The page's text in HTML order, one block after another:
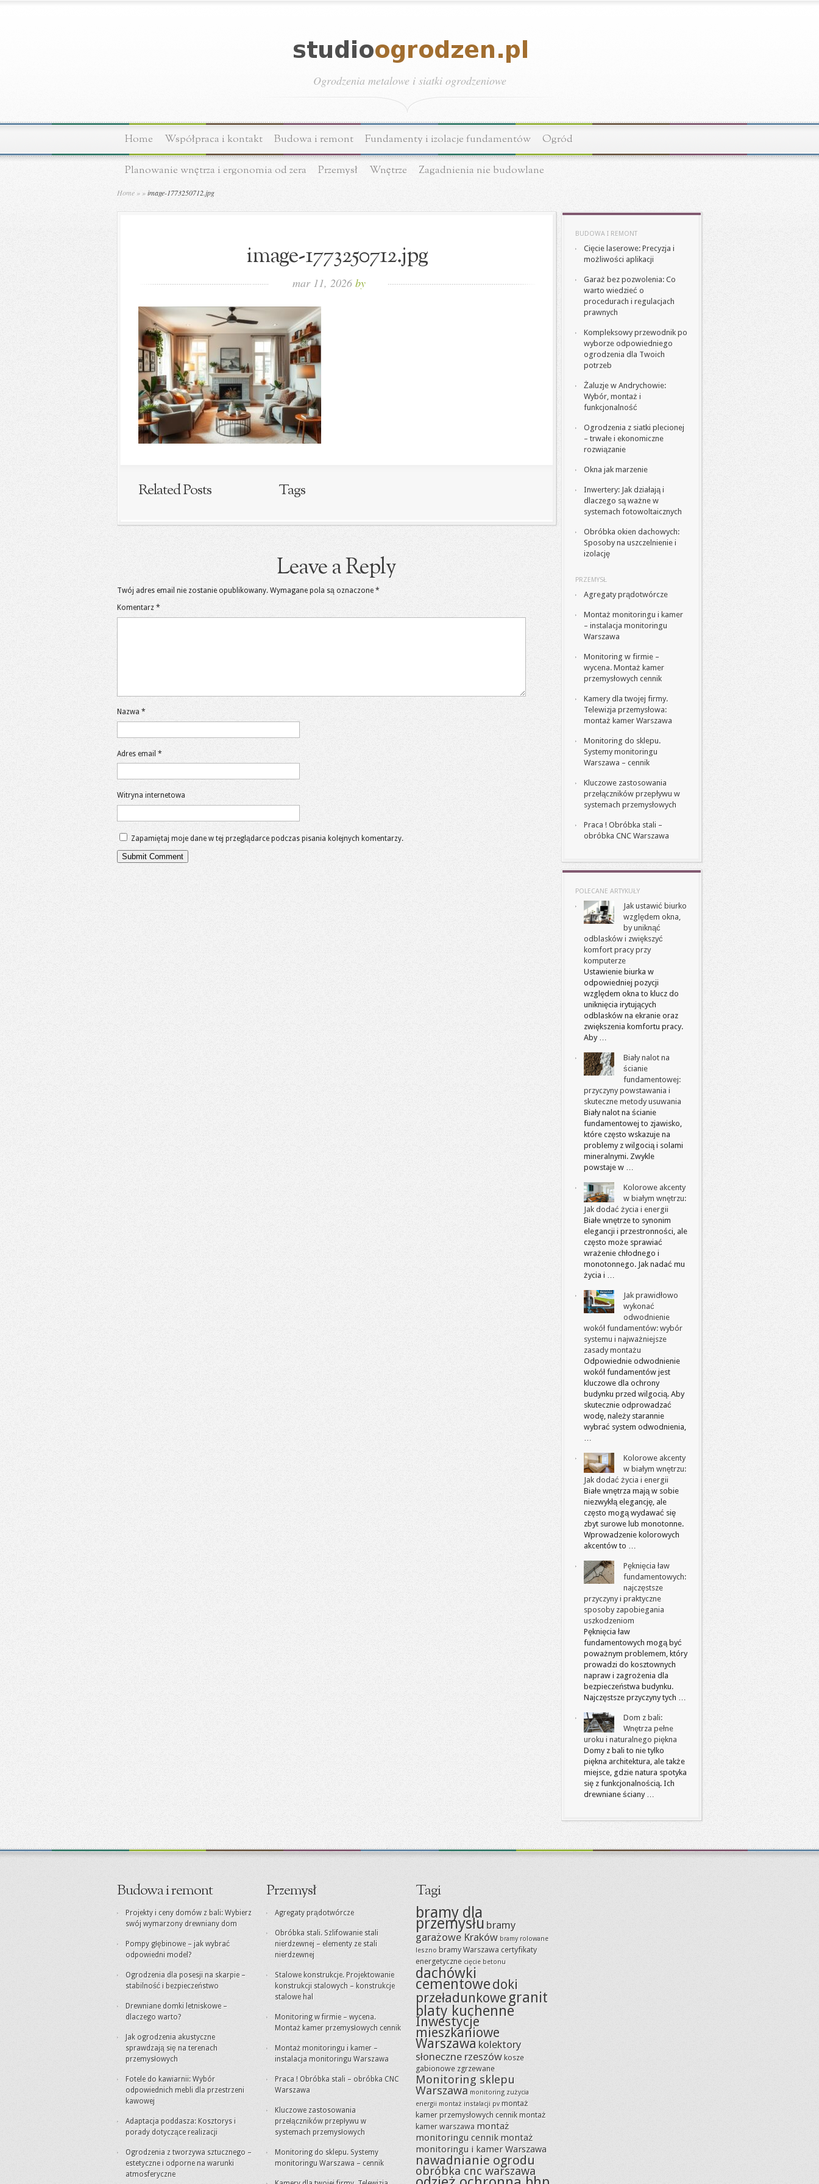
Ogrodzenia metalowe i siatki ogrodzeniowe
Home Współpraca i kontakt Budowa i remont Fundamenty i izolacje fundamentów Ogród
Planowanie wnętrza i ergonomia od zera Przemysł Wnętrze Zagadnienia nie budowlane
Home » »image-1773250712.jpg
image-1773250712.jpg
mar 11, 2026 by
Related Posts Tags
Leave a Reply
Twój adres email nie zostanie opublikowany. Wymagane pola są oznaczone *
Komentarz *
Nazwa *
Adres email *
Witryna internetowa
Zapamiętaj moje dane w tej przeglądarce podczas pisania kolejnych komentarzy.
BUDOWA I REMONT
Cięcie laserowe: Precyzja i
możliwości aplikacji
Garaż bez pozwolenia: Co
warto wiedzieć o
procedurach i regulacjach
prawnych
Kompleksowy przewodnik po
wyborze odpowiedniego
ogrodzenia dla Twoich
potrzeb
Żaluzje w Andrychowie:
Wybór, montaż i
funkcjonalność
Ogrodzenia z siatki plecionej
– trwałe i ekonomiczne
rozwiązanie
Okna jak marzenie
Inwertery: Jak działają i
dlaczego są ważne w
systemach fotowoltaicznych
Obróbka okien dachowych:
Sposoby na uszczelnienie i
izolację
PRZEMYSŁ
Agregaty prądotwórcze
Montaż monitoringu i kamer
– instalacja monitoringu
Warszawa
Monitoring w firmie –
wycena. Montaż kamer
przemysłowych cennik
Kamery dla twojej firmy.
Telewizja przemysłowa:
montaż kamer Warszawa
Monitoring do sklepu.
Systemy monitoringu
Warszawa – cennik
Kluczowe zastosowania
przełączników przepływu w
systemach przemysłowych
Praca ! Obróbka stali –
obróbka CNC Warszawa
POLECANE ARTYKUŁY
Jak ustawić biurko
względem okna,
by uniknąć
odblasków i zwiększyć
komfort pracy przy
komputerze
Ustawienie biurka w
odpowiedniej pozycji
względem okna to klucz do
uniknięcia irytujących
odblasków na ekranie oraz
zwiększenia komfortu pracy.
Aby …
Biały nalot na
ścianie
fundamentowej:
przyczyny powstawania i
skuteczne metody usuwania
Biały nalot na ścianie
fundamentowej to zjawisko,
które często wskazuje na
problemy z wilgocią i solami
mineralnymi. Zwykle
powstaje w …
Kolorowe akcenty
w białym wnętrzu:
Jak dodać życia i energii
Białe wnętrze to synonim
elegancji i przestronności, ale
często może sprawiać
wrażenie chłodnego i
monotonnego. Jak nadać mu
życia i …
Jak prawidłowo
wykonać
odwodnienie
wokół fundamentów: wybór
systemu i najważniejsze
zasady montażu
Odpowiednie odwodnienie
wokół fundamentów jest
kluczowe dla ochrony
budynku przed wilgocią. Aby
skutecznie odprowadzać
wodę, należy starannie
wybrać system odwodnienia,
…
Kolorowe akcenty
w białym wnętrzu:
Jak dodać życia i energii
Białe wnętrza mają w sobie
niezwykłą elegancję, ale
często mogą wydawać się
zbyt surowe lub monotonne.
Wprowadzenie kolorowych
akcentów to …
Pęknięcia ław
fundamentowych:
najczęstsze
przyczyny i praktyczne
sposoby zapobiegania
uszkodzeniom
Pęknięcia ław
fundamentowych mogą być
poważnym problemem, który
prowadzi do kosztownych
napraw i zagrożenia dla
bezpieczeństwa budynku.
Najczęstsze przyczyny tych …
Dom z bali:
Wnętrza pełne
uroku i naturalnego piękna
Domy z bali to nie tylko
piękna architektura, ale także
miejsce, gdzie natura spotyka
się z funkcjonalnością. Ich
drewniane ściany …
Budowa i remont
Projekty i ceny domów z bali: Wybierz
swój wymarzony drewniany dom
Pompy głębinowe – jak wybrać
odpowiedni model?
Ogrodzenia dla posesji na skarpie –
stabilność i bezpieczeństwo
Drewniane domki letniskowe –
dlaczego warto?
Jak ogrodzenia akustyczne
sprawdzają się na terenach
przemysłowych
Fotele do kawiarnii: Wybór
odpowiednich mebli dla przestrzeni
kawowej
Adaptacja poddasza: Kosztorys i
porady dotyczące realizacji
Ogrodzenia z tworzywa sztucznego –
estetyczne i odporne na warunki
atmosferyczne
Przemysł
Agregaty prądotwórcze
Obróbka stali. Szlifowanie stali
nierdzewnej – elementy ze stali
nierdzewnej
Stalowe konstrukcje. Projektowanie
konstrukcji stalowych – konstrukcje
stalowe hal
Monitoring w firmie – wycena.
Montaż kamer przemysłowych cennik
Montaż monitoringu i kamer –
instalacja monitoringu Warszawa
Praca ! Obróbka stali – obróbka CNC
Warszawa
Kluczowe zastosowania
przełączników przepływu w
systemach przemysłowych
Monitoring do sklepu. Systemy
monitoringu Warszawa – cennik
Tagi
bramy dla
przemysłu bramy
garażowe Kraków bramy rolowane
leszno bramy Warszawa certyfikaty
energetyczne cięcie betonu
dachówki
cementowedoki
przeładunkowe granit
blaty kuchenne
Inwestycje
mieszkaniowe
Warszawa kolektory
słoneczne rzeszów kosze
gabionowe zgrzewane
Monitoring sklepu
Warszawa monitoring zużycia
energii montaż instalacji pv montaż
kamer przemysłowych cennik montaż
kamer warszawa montaż
monitoringu cennik montaż
monitoringu i kamer Warszawa
nawadnianie ogrodu
obróbka cnc warszawa